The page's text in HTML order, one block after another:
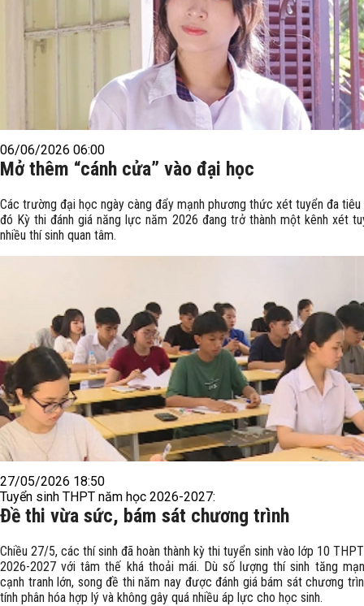
06/06/2026 06:00
Mở thêm “cánh cửa” vào đại học
Các trường đại học ngày càng đẩy mạnh phương thức xét tuyển đa
đó Kỳ thi đánh giá năng lực năm 2026 đang trở thành một kênh xét
nhiều thí sinh quan tâm.
27/05/2026 18:50
Tuyển sinh THPT năm học 2026-2027:
Đề thi vừa sức, bám sát chương trình
Chiều 27/5, các thí sinh đã hoàn thành kỳ thi tuyển sinh vào lớp 10
2026-2027 với tâm thế khá thoải mái. Dù số lượng thí sinh tăng
cạnh tranh lớn, song đề thi năm nay được đánh giá bám sát chương
tính phân hóa hợp lý và không gây quá nhiều áp lực cho học sinh.